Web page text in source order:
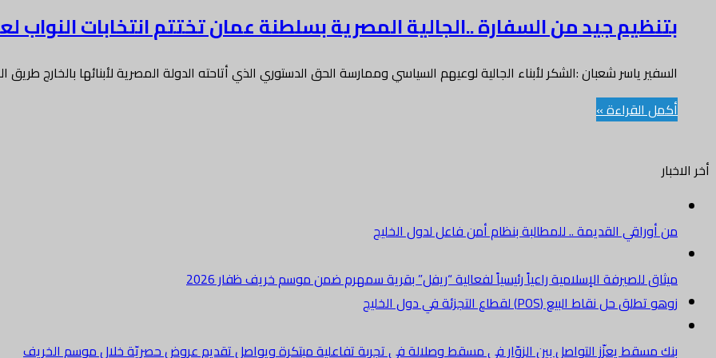
بتنظيم جيد من السفارة ..الجالية المصرية بسلطنة عمان تختتم انتخابات النواب لعام
السفير ياسر شعبان :الشكر لأبناء الجالية لوعيهم السياسي وممارسة الحق الدستوري الذي أتاحته الدولة المصرية لأبنائها بالخارج
أكمل القراءة »
أخر الاخبار
من أوراقي القديمة .. للمطالبة بنظام أمن فاعل لدول الخليج
ميثاق للصيرفة الإسلامية راعياً رئيسياً لفعالية “ريفل” بقرية سمهرم ضمن موسم خريف ظفار 2026
زوهو تطلق حل نقاط البيع (POS) لقطاع التجزئة في دول الخليج
بنك مسقط يعزّز التواصل بين الزوّار في مسقط وصلالة في تجربة تفاعلية مبتكرة ويواصل تقديم عروض حصريّة خلال موسم الخريف